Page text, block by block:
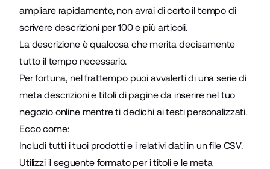
ampliare rapidamente, non avrai di certo il tempo di
scrivere descrizioni per 100 e più articoli.
La descrizione è qualcosa che merita decisamente
tutto il tempo necessario.
Per fortuna, nel frattempo puoi avvalerti di una serie di
meta descrizioni e titoli di pagine da inserire nel tuo
negozio online mentre ti dedichi ai testi personalizzati.
Ecco come:
Includi tutti i tuoi prodotti e i relativi dati in un file CSV.
Utilizzi il seguente formato per i titoli e le meta